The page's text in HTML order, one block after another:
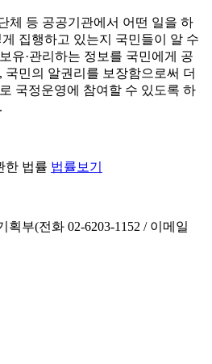
체 등 공공기관에서 어떤 일을 하
집행하고 있는지 국민들이 알 수
유·관리하는 정보를 국민에게 공
국민의 알권리를 보장함으로써 더
국정운영에 참여할 수 있도록 하
한 법률 법률보기
획부(전화 02-6203-1152 / 이메일